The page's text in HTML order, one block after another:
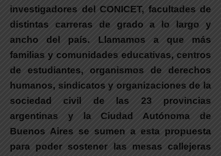
investigadores del CONICET, facultades de
distintas carreras de grado a lo largo y
ancho del país. Llamamos a que más
familias y comunidades educativas, centros
de estudiantes, organismos de derechos
humanos, sindicatos y organizaciones de la
sociedad civil de las 23 provincias
argentinas y la Ciudad Autónoma de
Buenos Aires se sumen a esta propuesta
para poder sostener las mesas callejeras